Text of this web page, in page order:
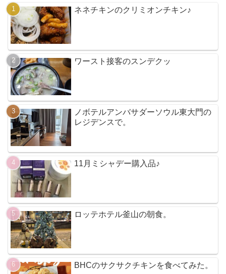
ネネチキンのクリミオンチキン♪
ワースト接客のスンデクッ
ノボテルアンバサダーソウル東大門の
レジデンスで。
11月ミシャデー購入品♪
ロッテホテル釜山の朝食。
BHCのサクサクチキンを食べてみた。